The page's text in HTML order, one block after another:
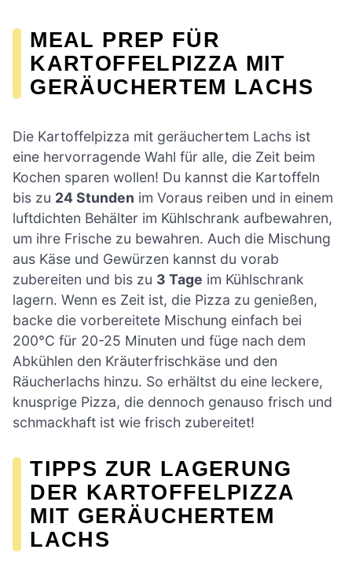
MEAL PREP FÜR
KARTOFFELPIZZA MIT
GERÄUCHERTEM LACHS
Die Kartoffelpizza mit geräuchertem Lachs ist
eine hervorragende Wahl für alle, die Zeit beim
Kochen sparen wollen! Du kannst die Kartoffeln
bis zu 24 Stunden im Voraus reiben und in einem
luftdichten Behälter im Kühlschrank aufbewahren,
um ihre Frische zu bewahren. Auch die Mischung
aus Käse und Gewürzen kannst du vorab
zubereiten und bis zu 3 Tage im Kühlschrank
lagern. Wenn es Zeit ist, die Pizza zu genießen,
backe die vorbereitete Mischung einfach bei
200°C für 20-25 Minuten und füge nach dem
Abkühlen den Kräuterfrischkäse und den
Räucherlachs hinzu. So erhältst du eine leckere,
knusprige Pizza, die dennoch genauso frisch und
schmackhaft ist wie frisch zubereitet!
TIPPS ZUR LAGERUNG
DER KARTOFFELPIZZA
MIT GERÄUCHERTEM
LACHS